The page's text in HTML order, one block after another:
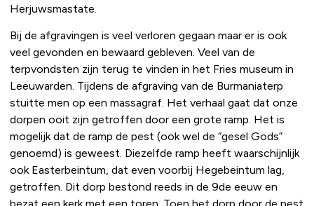
Herjuwsmastate.
Bij de afgravingen is veel verloren gegaan maar er is ook
veel gevonden en bewaard gebleven. Veel van de
terpvondsten zijn terug te vinden in het Fries museum in
Leeuwarden. Tijdens de afgraving van de Burmaniaterp
stuitte men op een massagraf. Het verhaal gaat dat onze
dorpen ooit zijn getroffen door een grote ramp. Het is
mogelijk dat de ramp de pest (ook wel de “gesel Gods”
genoemd) is geweest. Diezelfde ramp heeft waarschijnlijk
ook Easterbeintum, dat even voorbij Hegebeintum lag,
getroffen. Dit dorp bestond reeds in de 9de eeuw en